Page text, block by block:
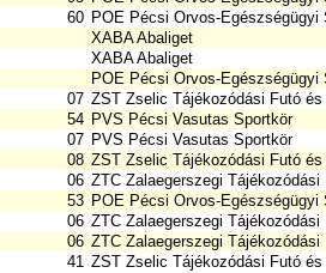
60 POE Pécsi Orvos-Egészségügyi
XABA Abaliget
XABA Abaliget
POE Pécsi Orvos-Egészségügyi
07 ZST Zselic Tájékozódási Futó
54 PVS Pécsi Vasutas Sportkör
07 PVS Pécsi Vasutas Sportkör
08 ZST Zselic Tájékozódási Futó
06 ZTC Zalaegerszegi Tájékozódási
53 POE Pécsi Orvos-Egészségügyi
06 ZTC Zalaegerszegi Tájékozódási
06 ZTC Zalaegerszegi Tájékozódási
41 ZST Zselic Tájékozódási Futó